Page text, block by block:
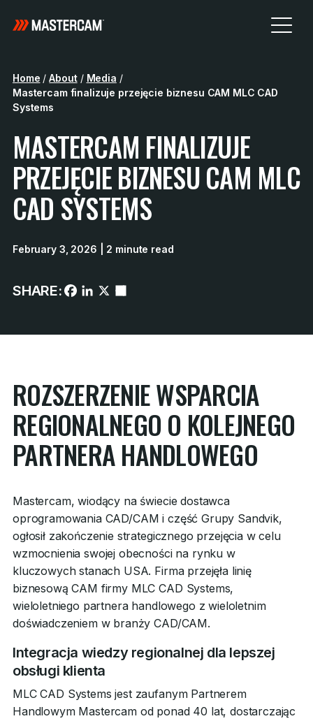
Home / About / Media /
Mastercam finalizuje przejęcie biznesu CAM MLC CAD
Systems
MASTERCAM FINALIZUJE
PRZEJĘCIE BIZNESU CAM MLC
CAD SYSTEMS
February 3, 2026 | 2 minute read
SHARE:
ROZSZERZENIE WSPARCIA
REGIONALNEGO O KOLEJNEGO
PARTNERA HANDLOWEGO
Mastercam, wiodący na świecie dostawca
oprogramowania CAD/CAM i część Grupy Sandvik,
ogłosił zakończenie strategicznego przejęcia w celu
wzmocnienia swojej obecności na rynku w
kluczowych stanach USA. Firma przejęła linię
biznesową CAM firmy MLC CAD Systems,
wieloletniego partnera handlowego z wieloletnim
doświadczeniem w branży CAD/CAM.
Integracja wiedzy regionalnej dla lepszej
obsługi klienta
MLC CAD Systems jest zaufanym Partnerem
Handlowym Mastercam od ponad 40 lat, dostarczając